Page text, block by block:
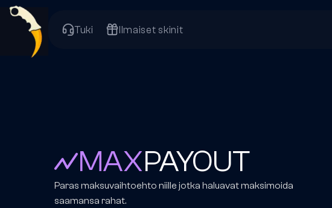
Tuki Ilmaiset skinit
MAXPAYOUT
Paras maksuvaihtoehto niille jotka haluavat maksimoida
saamansa rahat.